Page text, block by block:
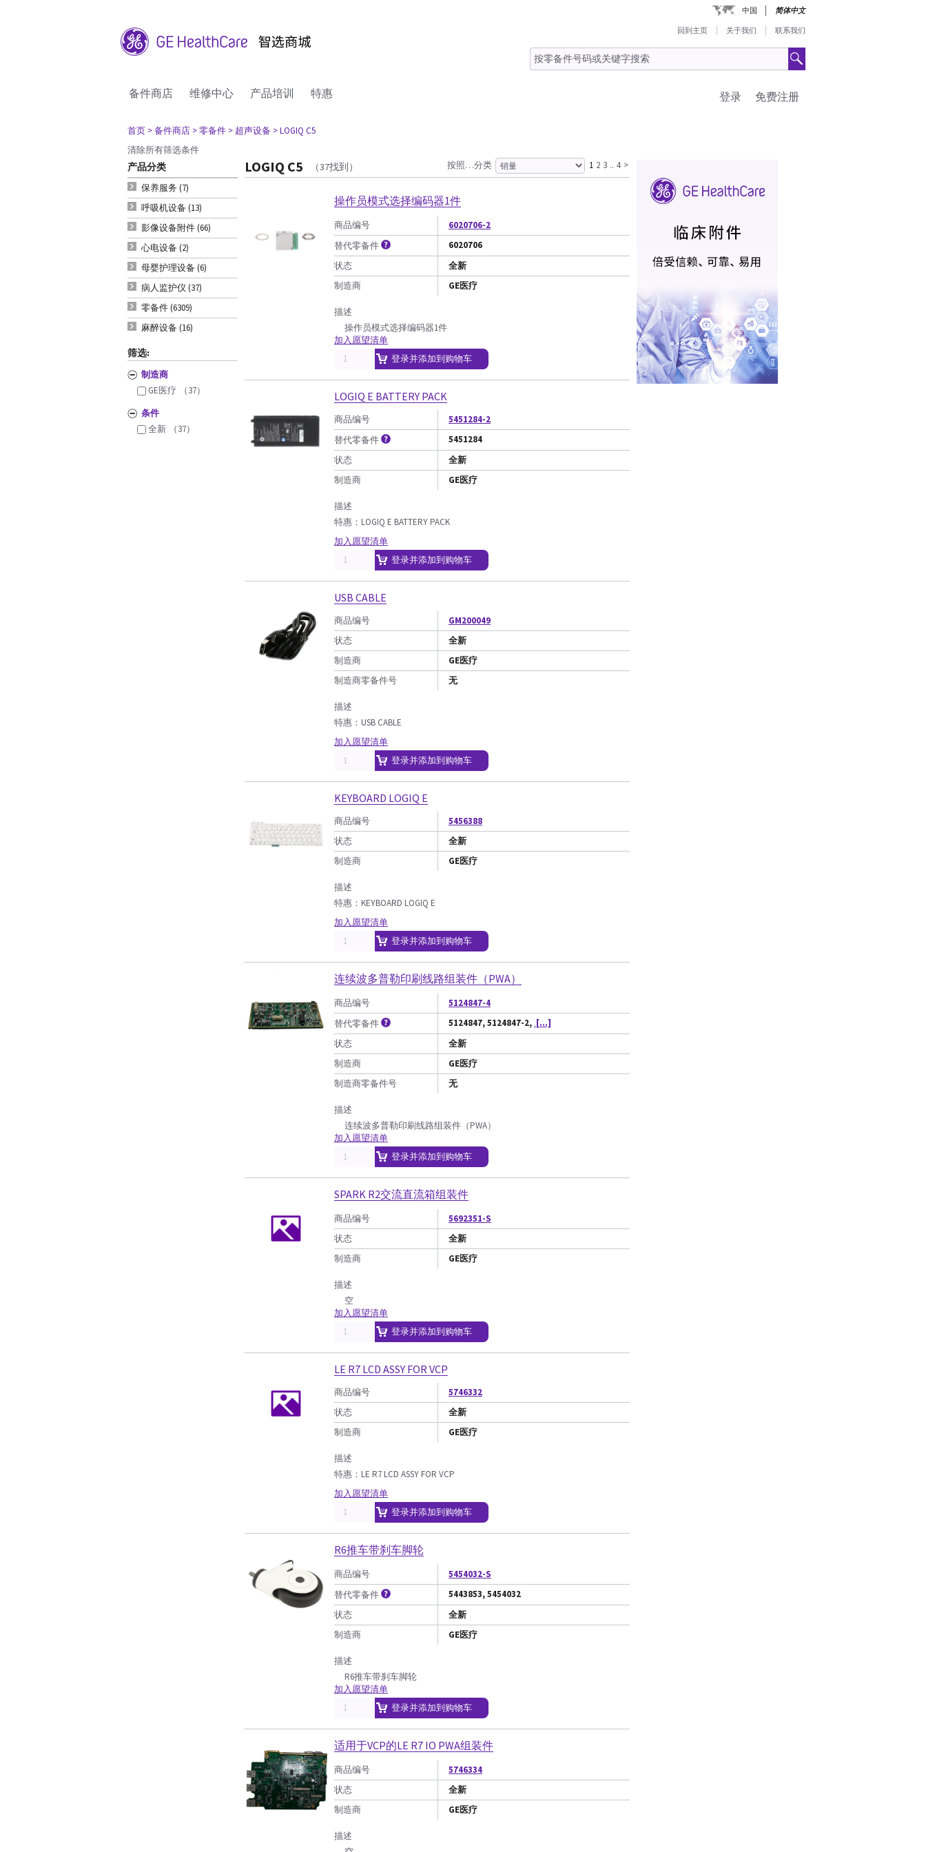
中国 简体中文
回到主页 关于我们 联系我们
备件商店 维修中心 产品培训 特惠 免费注册
登录
首页 > 备件商店 > 零备件 > 超声设备 > LOGIQ C5
清除所有筛选条件
产品分类
保养服务 (7)
呼吸机设备 (13)
影像设备附件 (66)
心电设备 (2)
母婴护理设备 (6)
病人监护仪 (37)
零备件 (6309)
麻醉设备 (16)
筛选:
制造商
GE医疗
（37）
条件
全新
（37）
LOGIQ C5 （37找到） 按照…分类 1 2 3 .. 4 >
操作员模式选择编码器1件
商品编号
6020706-2
替代零备件
6020706
状态
全新
制造商
GE医疗
描述
操作员模式选择编码器1件
加入愿望清单
登录并添加到购物车
LOGIQ E BATTERY PACK
商品编号
5451284-2
替代零备件
5451284
状态
全新
制造商
GE医疗
描述
特惠：LOGIQ E BATTERY PACK
加入愿望清单
登录并添加到购物车
USB CABLE
商品编号
GM200049
状态
全新
制造商
GE医疗
制造商零备件号
无
描述
特惠：USB CABLE
加入愿望清单
登录并添加到购物车
KEYBOARD LOGIQ E
商品编号
5456388
状态
全新
制造商
GE医疗
描述
特惠：KEYBOARD LOGIQ E
加入愿望清单
登录并添加到购物车
连续波多普勒印刷线路组装件（PWA）
商品编号
5124847-4
替代零备件
5124847, 5124847-2, [...]
状态
全新
制造商
GE医疗
制造商零备件号
无
描述
连续波多普勒印刷线路组装件（PWA）
加入愿望清单
登录并添加到购物车
SPARK R2交流直流箱组装件
商品编号
5692351-S
状态
全新
制造商
GE医疗
描述
空
加入愿望清单
登录并添加到购物车
LE R7 LCD ASSY FOR VCP
商品编号
5746332
状态
全新
制造商
GE医疗
描述
特惠：LE R7 LCD ASSY FOR VCP
加入愿望清单
登录并添加到购物车
R6推车带刹车脚轮
商品编号
5454032-S
替代零备件
5443853, 5454032
状态
全新
制造商
GE医疗
描述
R6推车带刹车脚轮
加入愿望清单
登录并添加到购物车
适用于VCP的LE R7 IO PWA组装件
商品编号
5746334
状态
全新
制造商
GE医疗
描述